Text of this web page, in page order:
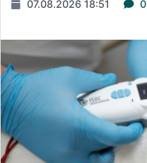
07.08.2026 18:51 0